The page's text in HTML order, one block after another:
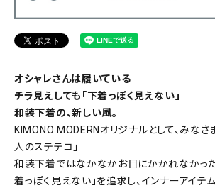
オシャレさんは履いている
チラ見えしても「下着っぽく見えない」
和装下着の、新しい風。
KIMONO MODERNオリジナルとして、みなさ
人のステテコ」
和装下着ではなかなかお目にかかれなかった
着っぽく見えない」を追求し、インナーアイテ